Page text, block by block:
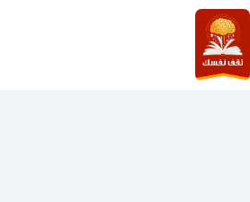
التجاوز
إلى
المحتوى